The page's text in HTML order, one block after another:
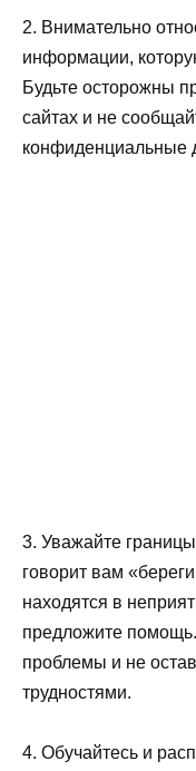
2. Внимательно
информации,
Будьте осторожны
сайтах и не
конфиденциальные
3. Уважайте
говорит вам
находятся в
предложите
проблемы и не
трудностями.
4. Обучайтесь и